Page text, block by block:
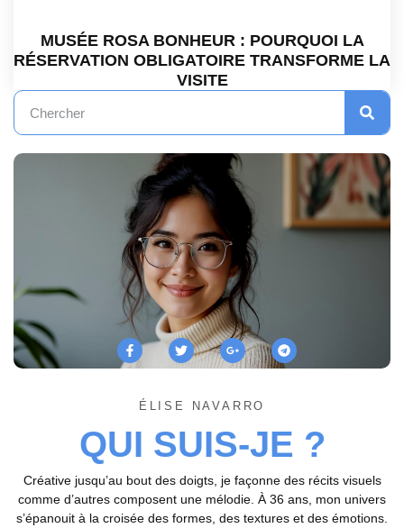
MUSÉE ROSA BONHEUR : POURQUOI LA
RÉSERVATION OBLIGATOIRE TRANSFORME LA
VISITE
ÉLISE NAVARRO
QUI SUIS-JE ?
Créative jusqu’au bout des doigts, je façonne des récits visuels
comme d’autres composent une mélodie. À 36 ans, mon univers
s’épanouit à la croisée des formes, des textures et des émotions.